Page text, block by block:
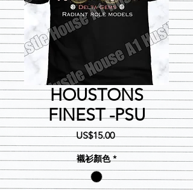
HOUSTONS
FINEST -PSU
US$15.00價
格
襯衫顏色 *